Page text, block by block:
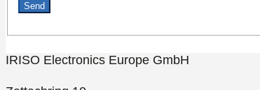
IRISO Electronics Europe GmbH